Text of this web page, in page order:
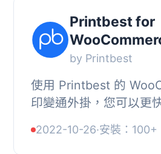
Printbest for
by Printbest
使用 Printbest 的
印變通外掛，您可以更
價格平均比主要競爭對
2022-10-26·安裝：100+